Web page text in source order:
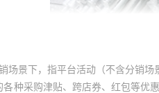
销场景下，指平台活动（不含分销
种采购津贴、跨店券、红包等优